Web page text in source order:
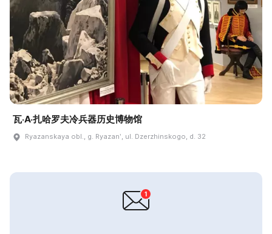
瓦·A·扎哈罗夫冷兵器历史博物馆
Ryazanskaya obl., g. Ryazanʹ, ul. Dzerzhinskogo, d. 32